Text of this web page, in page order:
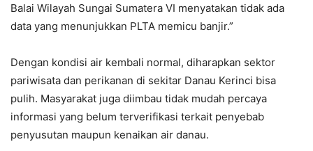
Balai Wilayah Sungai Sumatera VI menyatakan tidak ada
data yang menunjukkan PLTA memicu banjir.”
Dengan kondisi air kembali normal, diharapkan sektor
pariwisata dan perikanan di sekitar Danau Kerinci bisa
pulih. Masyarakat juga diimbau tidak mudah percaya
informasi yang belum terverifikasi terkait penyebab
penyusutan maupun kenaikan air danau.